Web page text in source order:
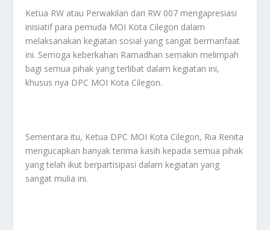
Ketua RW atau Perwakilan dari RW 007 mengapresiasi
inisiatif para pemuda MOI Kota Cilegon dalam
melaksanakan kegiatan sosial yang sangat bermanfaat
ini. Semoga keberkahan Ramadhan semakin melimpah
bagi semua pihak yang terlibat dalam kegiatan ini,
khusus nya DPC MOI Kota Cilegon.
Sementara itu, Ketua DPC MOI Kota Cilegon, Ria Renita
mengucapkan banyak terima kasih kepada semua pihak
yang telah ikut berpartisipasi dalam kegiatan yang
sangat mulia ini.